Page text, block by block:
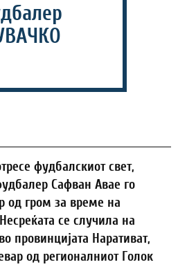
фудбалскиот свет,
Сафван Авае го
од гром за време на
се случила на
провинцијата Наративат,
од регионалниот Голок